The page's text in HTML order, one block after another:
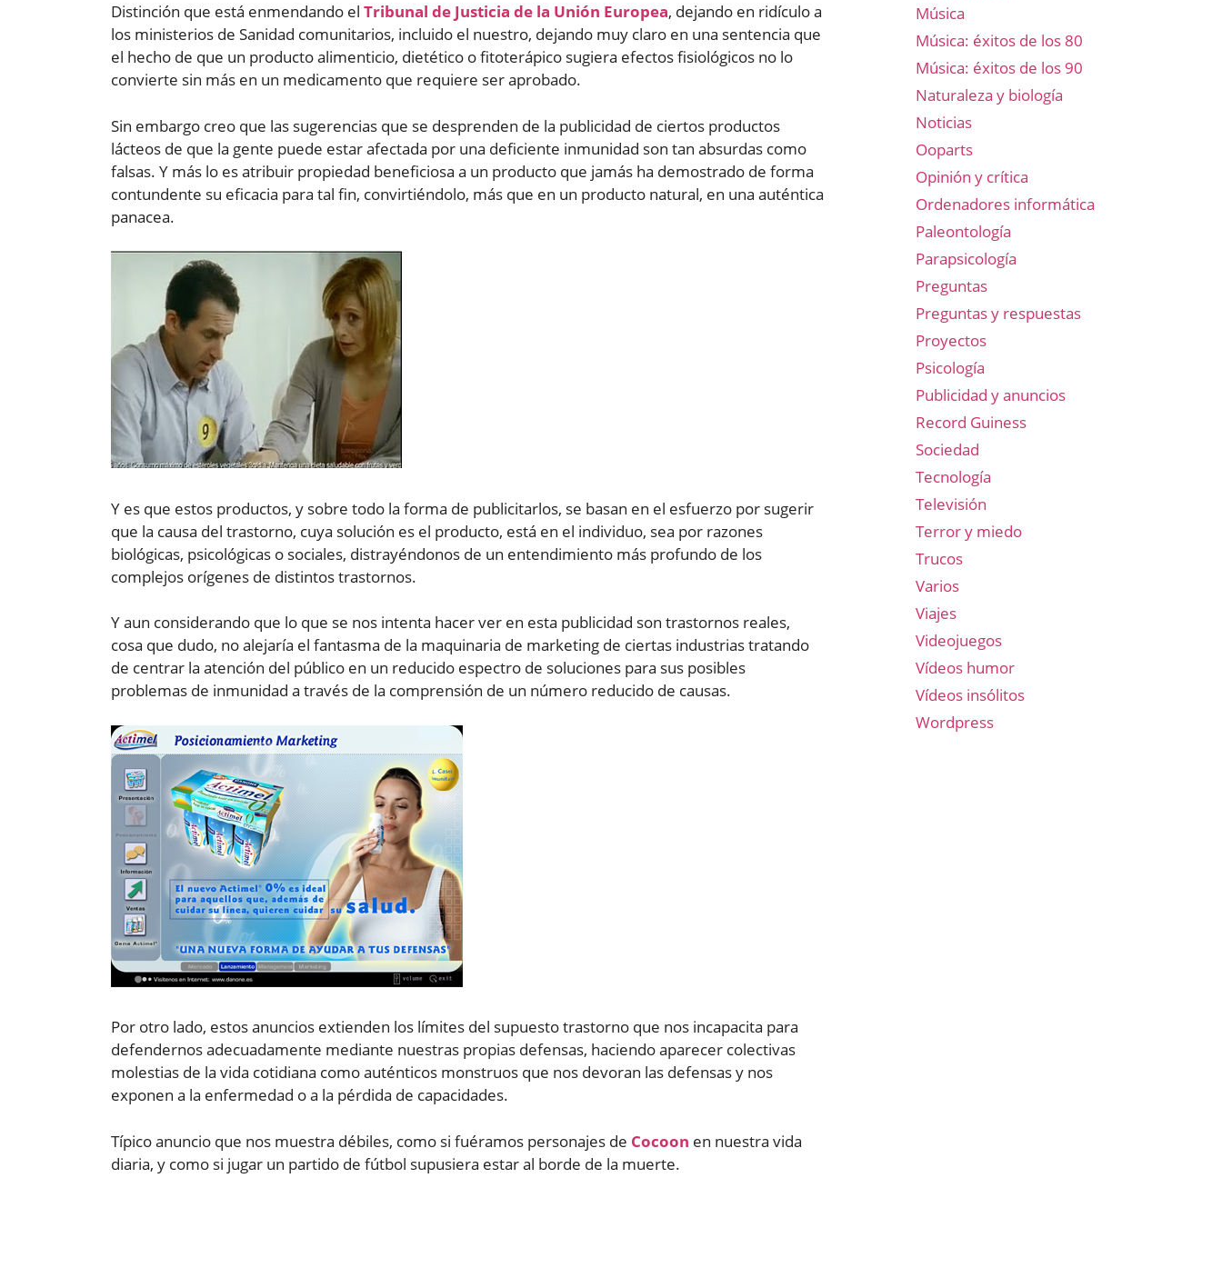
Distinción que está enmendando el Tribunal de Justicia de la Unión Europea, dejando en ridículo a
los ministerios de Sanidad comunitarios, incluido el nuestro, dejando muy claro en una sentencia que
el hecho de que un producto alimenticio, dietético o fitoterápico sugiera efectos fisiológicos no lo
convierte sin más en un medicamento que requiere ser aprobado.
Sin embargo creo que las sugerencias que se desprenden de la publicidad de ciertos productos
lácteos de que la gente puede estar afectada por una deficiente inmunidad son tan absurdas como
falsas. Y más lo es atribuir propiedad beneficiosa a un producto que jamás ha demostrado de forma
contundente su eficacia para tal fin, convirtiéndolo, más que en un producto natural, en una auténtica
panacea.
Y es que estos productos, y sobre todo la forma de publicitarlos, se basan en el esfuerzo por sugerir
que la causa del trastorno, cuya solución es el producto, está en el individuo, sea por razones
biológicas, psicológicas o sociales, distrayéndonos de un entendimiento más profundo de los
complejos orígenes de distintos trastornos.
Y aun considerando que lo que se nos intenta hacer ver en esta publicidad son trastornos reales,
cosa que dudo, no alejaría el fantasma de la maquinaria de marketing de ciertas industrias tratando
de centrar la atención del público en un reducido espectro de soluciones para sus posibles
problemas de inmunidad a través de la comprensión de un número reducido de causas.
Por otro lado, estos anuncios extienden los límites del supuesto trastorno que nos incapacita para
defendernos adecuadamente mediante nuestras propias defensas, haciendo aparecer colectivas
molestias de la vida cotidiana como auténticos monstruos que nos devoran las defensas y nos
exponen a la enfermedad o a la pérdida de capacidades.
Típico anuncio que nos muestra débiles, como si fuéramos personajes de Cocoon en nuestra vida
diaria, y como si jugar un partido de fútbol supusiera estar al borde de la muerte.
Música
Música: éxitos de los 80
Música: éxitos de los 90
Naturaleza y biología
Noticias
Ooparts
Opinión y crítica
Ordenadores informática
Paleontología
Parapsicología
Preguntas
Preguntas y respuestas
Proyectos
Psicología
Publicidad y anuncios
Record Guiness
Sociedad
Tecnología
Televisión
Terror y miedo
Trucos
Varios
Viajes
Videojuegos
Vídeos humor
Vídeos insólitos
Wordpress